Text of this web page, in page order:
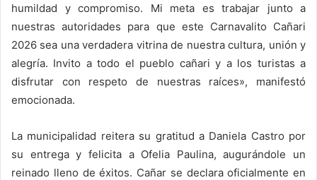
humildad y compromiso. Mi meta es trabajar junto a
nuestras autoridades para que este Carnavalito Cañari
2026 sea una verdadera vitrina de nuestra cultura, unión y
alegría. Invito a todo el pueblo cañari y a los turistas a
disfrutar con respeto de nuestras raíces», manifestó
emocionada.
La municipalidad reitera su gratitud a Daniela Castro por
su entrega y felicita a Ofelia Paulina, augurándole un
reinado lleno de éxitos. Cañar se declara oficialmente en